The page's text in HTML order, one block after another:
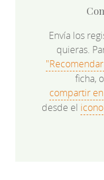
Envía los
quieras.
ficha,
compartir
desde el icono